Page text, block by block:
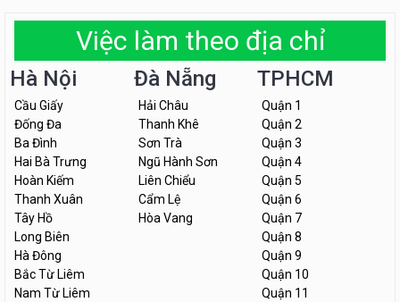
Việc làm theo địa chỉ
Hà Nội
Cầu Giấy
Đống Đa
Ba Đình
Hai Bà Trưng
Hoàn Kiếm
Thanh Xuân
Tây Hồ
Long Biên
Hà Đông
Bắc Từ Liêm
Nam Từ Liêm
Đà Nẵng
Hải Châu
Thanh Khê
Sơn Trà
Ngũ Hành Sơn
Liên Chiểu
Cẩm Lệ
Hòa Vang
TPHCM
Quận 1
Quận 2
Quận 3
Quận 4
Quận 5
Quận 6
Quận 7
Quận 8
Quận 9
Quận 10
Quận 11